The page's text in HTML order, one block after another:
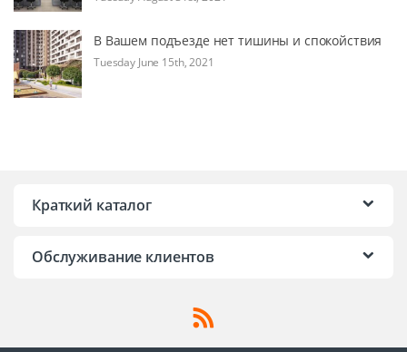
В Вашем подъезде нет тишины и спокойствия
Tuesday June 15th, 2021
Краткий каталог
Обслуживание клиентов